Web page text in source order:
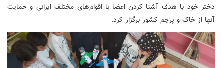
دختر خود با هدف آشنا کردن اعضا با اقوام‌های مختلف ایرانی و حمایت
آنها از خاک و پرچم کشور برگزار کرد.